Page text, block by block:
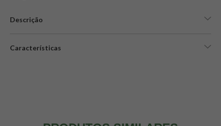
Descrição
Características